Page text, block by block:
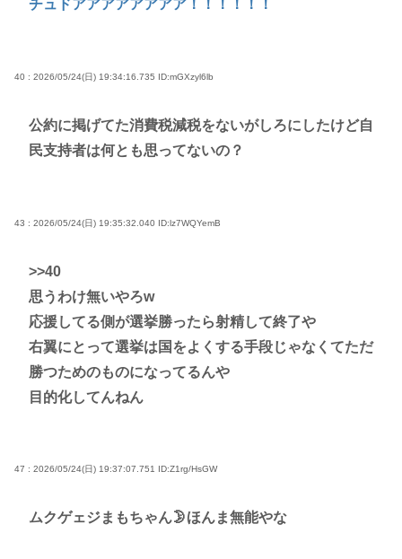
チュドアアアアアアアア！！！！！！
40 : 2026/05/24(日) 19:34:16.735 ID:mGXzyl6lb
公約に掲げてた消費税減税をないがしろにしたけど自
民支持者は何とも思ってないの？
43 : 2026/05/24(日) 19:35:32.040 ID:lz7WQYemB
>>40
思うわけ無いやろw
応援してる側が選挙勝ったら射精して終了や
右翼にとって選挙は国をよくする手段じゃなくてただ
勝つためのものになってるんや
目的化してんねん
47 : 2026/05/24(日) 19:37:07.751 ID:Z1rg/HsGW
ムクゲェジまもちゃん🌛ほんま無能やな